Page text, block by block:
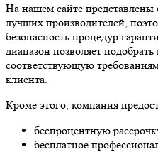
На нашем сайте
лучших производителей,
безопасность процедур
диапазон позволяет
соответствующую
клиента.
Кроме этого, компания
беспроцентную
бесплатное